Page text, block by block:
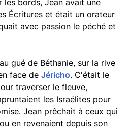
les bords, Jean avait une
Écritures et était un orateur
avec passion le péché et
gué de Béthanie, sur la rive
face de Jéricho. C'était le
traverser le fleuve,
les Israélites pour
Jean prêchait à ceux qui
en revenaient depuis son